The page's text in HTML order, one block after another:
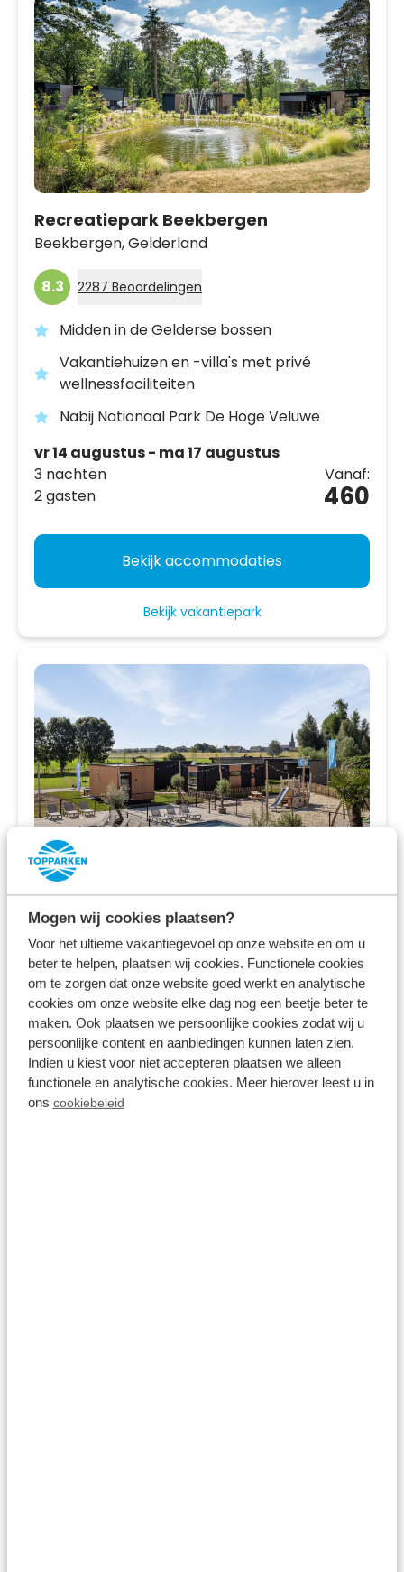
Mogen wij cookies plaatsen?
Voor het ultieme vakantiegevoel op onze website en om u
beter te helpen, plaatsen wij cookies. Functionele cookies
om te zorgen dat onze website goed werkt en analytische
cookies om onze website elke dag nog een beetje beter te
maken. Ook plaatsen we persoonlijke cookies zodat wij u
persoonlijke content en aanbiedingen kunnen laten zien.
Indien u kiest voor niet accepteren plaatsen we alleen
functionele en analytische cookies. Meer hierover leest u in
ons cookiebeleid
Recreatiepark Beekbergen
Beekbergen,Gelderland
8.3 2287 Beoordelingen
Midden in de Gelderse bossen
Vakantiehuizen en -villa's met privé
wellnessfaciliteiten
Nabij Nationaal Park De Hoge Veluwe
vr 14 augustus - ma 17 augustus
3 nachten
2 gasten
Vanaf:
460
Bekijk accommodaties
Bekijk vakantiepark
Resort Lexmond
Lexmond, Utrecht
7.9 266 Beoordelingen
Vakantiepark met recreatiestrand aan de
Lek
Vakantiehuizen, tiny houses &
kampeerplekken
In het Groene Hart van Nederland